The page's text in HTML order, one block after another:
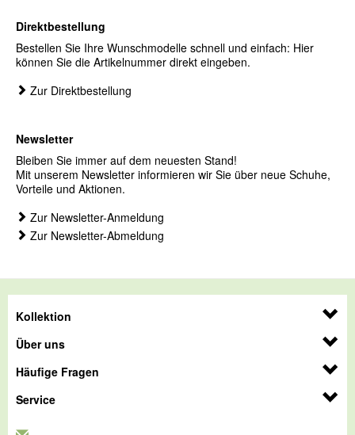
Direktbestellung
Bestellen Sie Ihre Wunschmodelle schnell und einfach: Hier
können Sie die Artikelnummer direkt eingeben.
Zur Direktbestellung
Newsletter
Bleiben Sie immer auf dem neuesten Stand!
Mit unserem Newsletter informieren wir Sie über neue Schuhe,
Vorteile und Aktionen.
Zur Newsletter-Anmeldung
Zur Newsletter-Abmeldung
Kollektion
Über uns
Häufige Fragen
Service